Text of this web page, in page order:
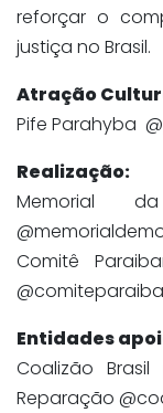
reforçar o
justiça no Brasil.
Atração
Pife Parahyba
Realização:
Memorial
Comitê
Entidades
Coalizão
Reparação